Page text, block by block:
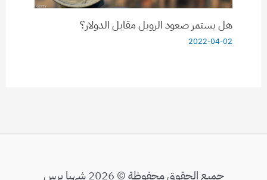
هل يستمر صعود الروبل مقابل الدولار؟
2022-04-02
جميع الحقوق محفوظة © 2026 شهبا برس